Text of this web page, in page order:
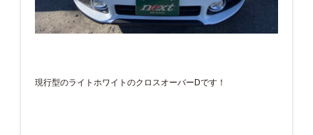
現行型のライトホワイトのクロスオーバーDです！